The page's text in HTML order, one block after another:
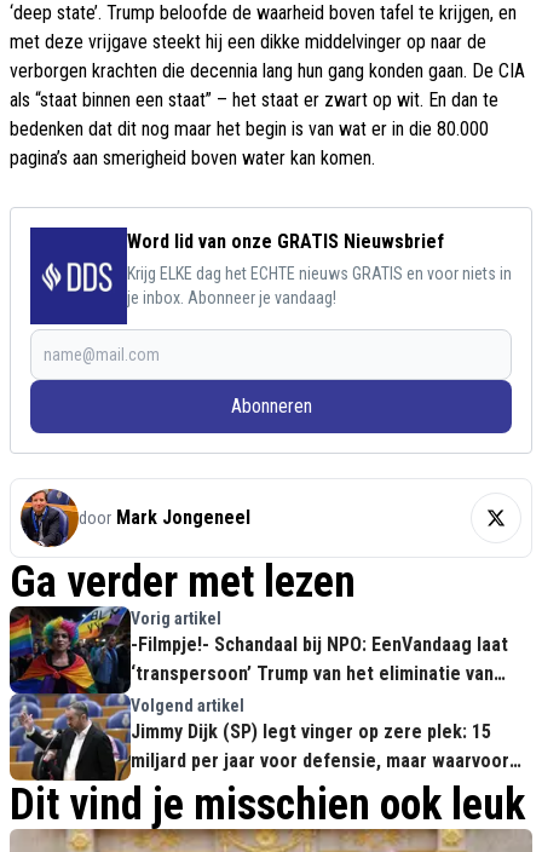
‘deep state’. Trump beloofde de waarheid boven tafel te krijgen, en
met deze vrijgave steekt hij een dikke middelvinger op naar de
verborgen krachten die decennia lang hun gang konden gaan. De CIA
als “staat binnen een staat” – het staat er zwart op wit. En dan te
bedenken dat dit nog maar het begin is van wat er in die 80.000
pagina’s aan smerigheid boven water kan komen.
Word lid van onze GRATIS Nieuwsbrief
Krijg ELKE dag het ECHTE nieuws GRATIS en voor niets in
je inbox. Abonneer je vandaag!
Abonneren
door Mark Jongeneel
Ga verder met lezen
Vorig artikel
-Filmpje!- Schandaal bij NPO: EenVandaag laat
‘transpersoon’ Trump van het eliminatie van
LHBTI gemeenschap beschuldigen
Volgend artikel
Jimmy Dijk (SP) legt vinger op zere plek: 15
miljard per jaar voor defensie, maar waarvoor
eigenlijk?
Dit vind je misschien ook leuk